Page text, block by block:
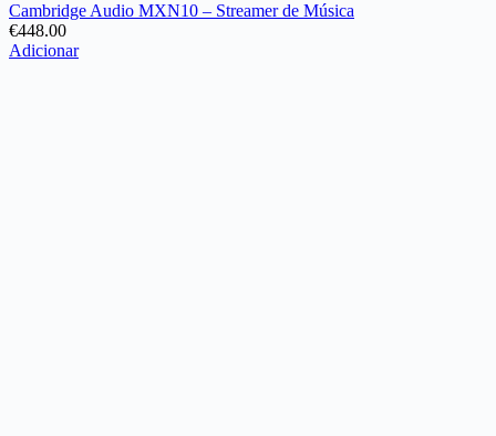
Cambridge Audio MXN10 – Streamer de Música
€448.00
Adicionar